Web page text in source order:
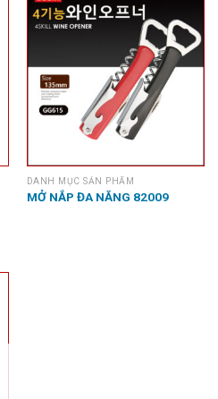
DANH MỤC SẢN PHẨM
MỞ NẮP ĐA NĂNG 82009